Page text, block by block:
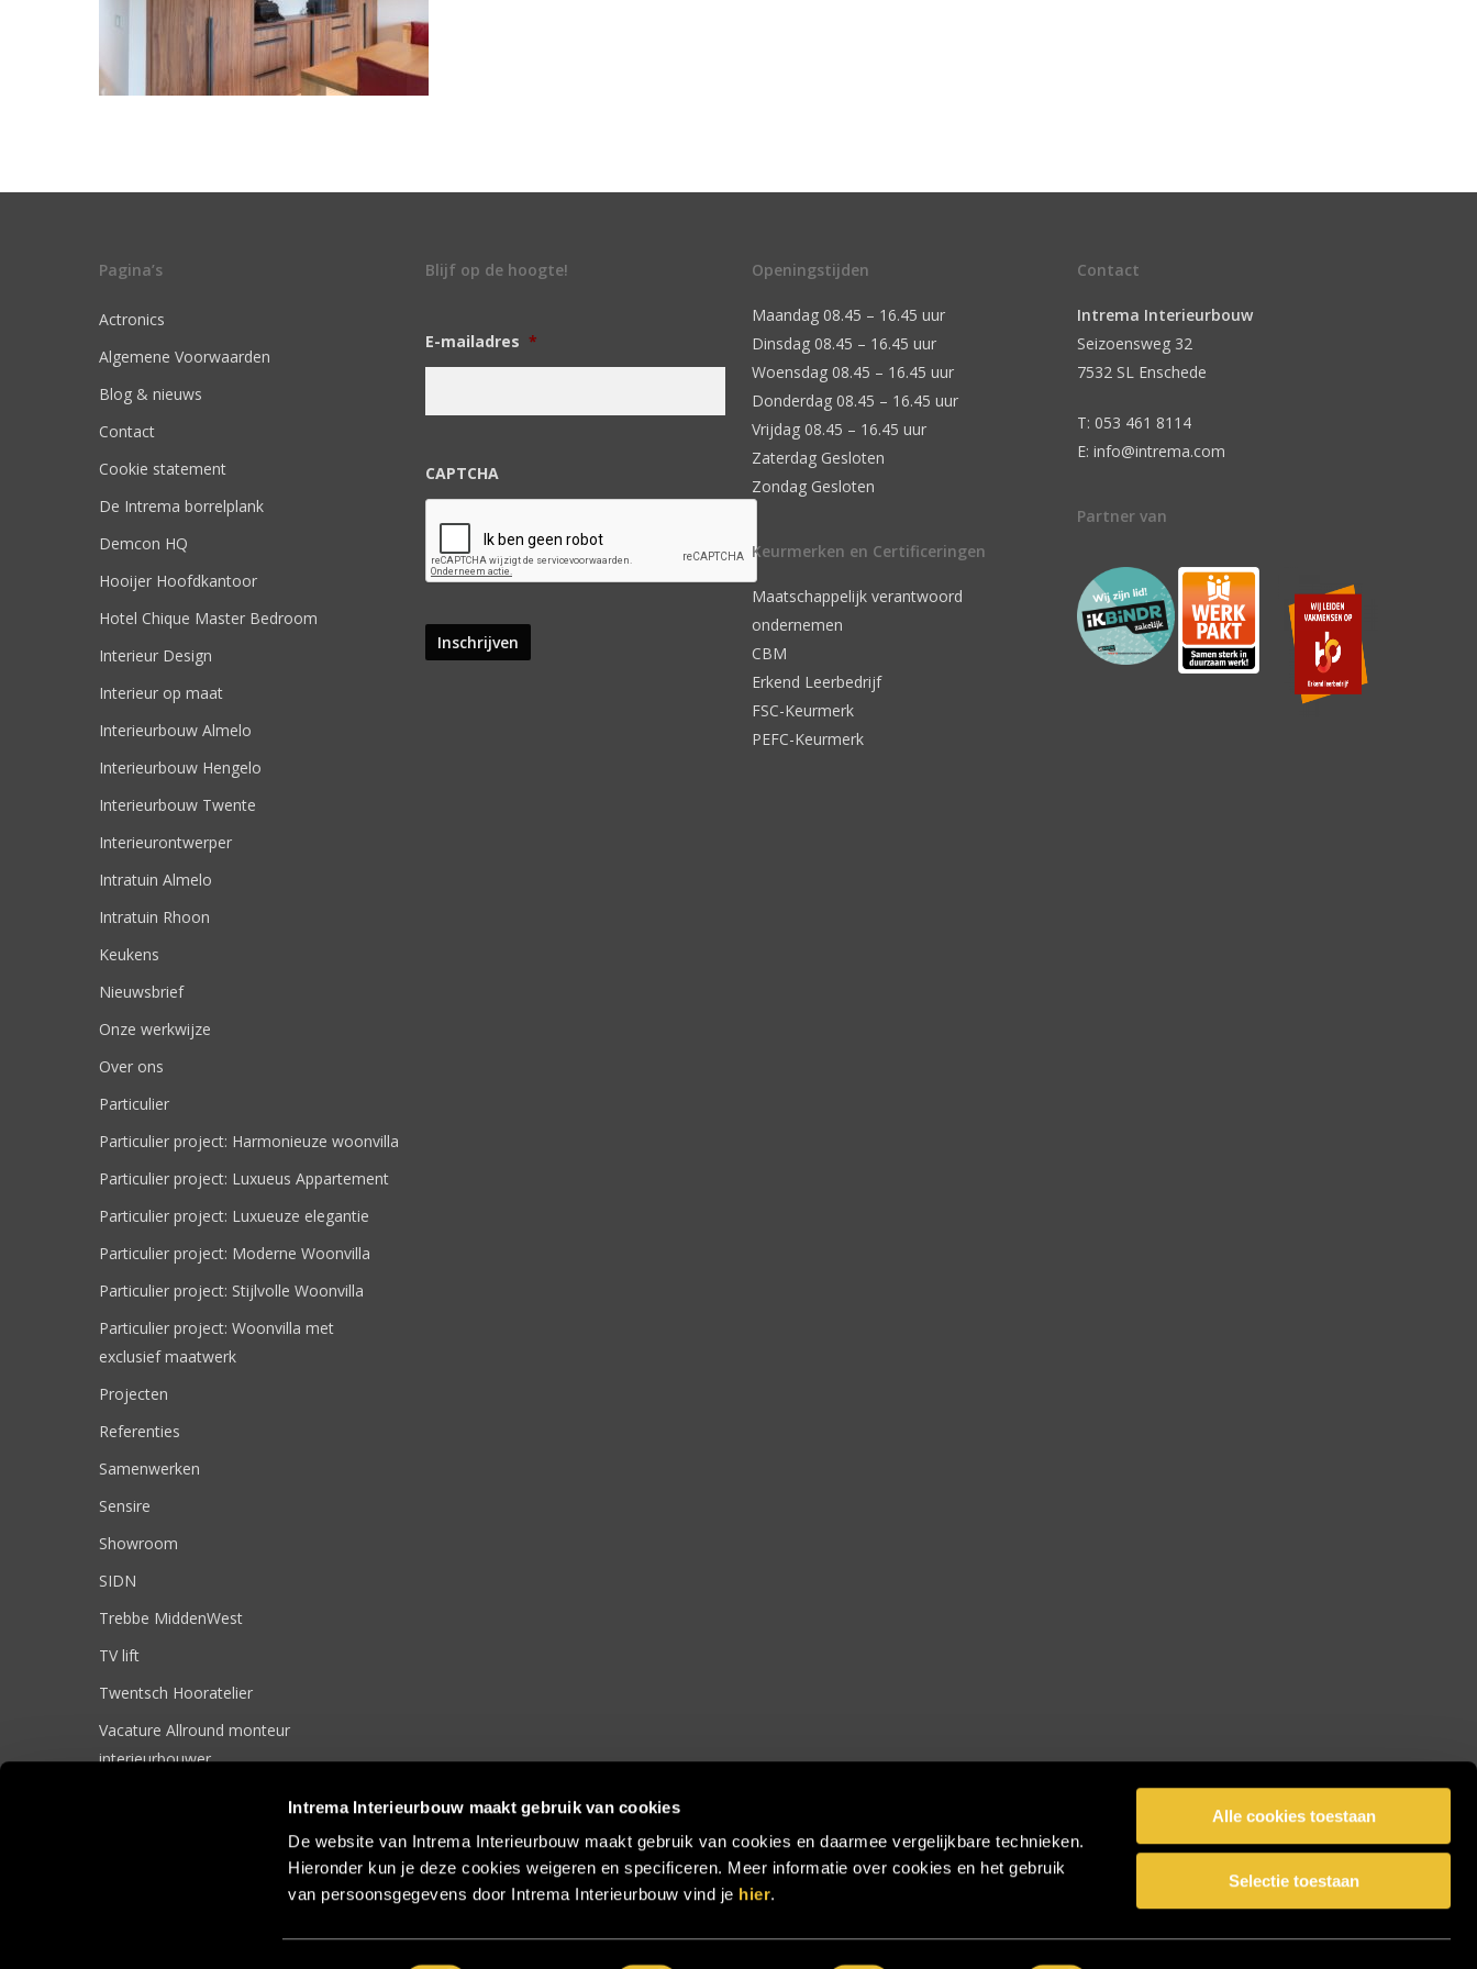
Intrema Interieurbouw maakt gebruik van cookies
De website van Intrema Interieurbouw maakt gebruik van cookies en daarmee vergelijkbare technieken.
Hieronder kun je deze cookies weigeren en specificeren. Meer informatie over cookies en het gebruik
van persoonsgegevens door Intrema Interieurbouw vind je hier.
Alle cookies toestaan
Selectie toestaan
Pagina’s
Actronics
Algemene Voorwaarden
Blog & nieuws
Contact
Cookie statement
De Intrema borrelplank
Demcon HQ
Hooijer Hoofdkantoor
Hotel Chique Master Bedroom
Interieur Design
Interieur op maat
Interieurbouw Almelo
Interieurbouw Hengelo
Interieurbouw Twente
Interieurontwerper
Intratuin Almelo
Intratuin Rhoon
Keukens
Nieuwsbrief
Onze werkwijze
Over ons
Particulier
Particulier project: Harmonieuze woonvilla
Particulier project: Luxueus Appartement
Particulier project: Luxueuze elegantie
Particulier project: Moderne Woonvilla
Particulier project: Stijlvolle Woonvilla
Particulier project: Woonvilla met
exclusief maatwerk
Projecten
Referenties
Samenwerken
Sensire
Showroom
SIDN
Trebbe MiddenWest
TV lift
Twentsch Hooratelier
Vacature Allround monteur
interieurbouwer
Blijf op de hoogte!
E-mailadres *
CAPTCHA
Openingstijden
Maandag 08.45 – 16.45 uur
Dinsdag 08.45 – 16.45 uur
Woensdag 08.45 – 16.45 uur
Donderdag 08.45 – 16.45 uur
Vrijdag 08.45 – 16.45 uur
Zaterdag Gesloten
Zondag Gesloten
Keurmerken en Certificeringen
Maatschappelijk verantwoord
ondernemen
CBM
Erkend Leerbedrijf
FSC-Keurmerk
PEFC-Keurmerk
Contact
Intrema Interieurbouw
Seizoensweg 32
7532 SL Enschede
T: 053 461 8114
E: info@intrema.com
Partner van
facebookpinterestlinkedininstagram